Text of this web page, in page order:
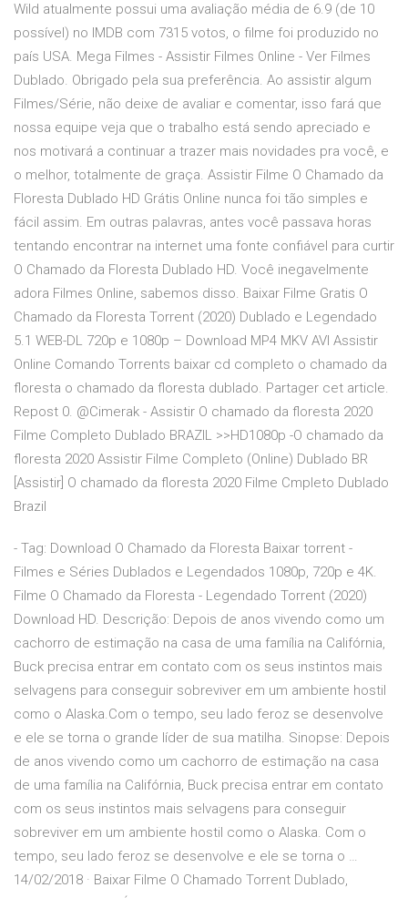
Wild atualmente possui uma avaliação média de 6.9 (de 10
possível) no IMDB com 7315 votos, o filme foi produzido no
país USA. Mega Filmes - Assistir Filmes Online - Ver Filmes
Dublado. Obrigado pela sua preferência. Ao assistir algum
Filmes/Série, não deixe de avaliar e comentar, isso fará que
nossa equipe veja que o trabalho está sendo apreciado e
nos motivará a continuar a trazer mais novidades pra você, e
o melhor, totalmente de graça. Assistir Filme O Chamado da
Floresta Dublado HD Grátis Online nunca foi tão simples e
fácil assim. Em outras palavras, antes você passava horas
tentando encontrar na internet uma fonte confiável para curtir
O Chamado da Floresta Dublado HD. Você inegavelmente
adora Filmes Online, sabemos disso. Baixar Filme Gratis O
Chamado da Floresta Torrent (2020) Dublado e Legendado
5.1 WEB-DL 720p e 1080p – Download MP4 MKV AVI Assistir
Online Comando Torrents baixar cd completo o chamado da
floresta o chamado da floresta dublado. Partager cet article.
Repost 0. @Cimerak - Assistir O chamado da floresta 2020
Filme Completo Dublado BRAZIL >>HD1080p -O chamado da
floresta 2020 Assistir Filme Completo (Online) Dublado BR
[Assistir] O chamado da floresta 2020 Filme Cmpleto Dublado
Brazil
- Tag: Download O Chamado da Floresta Baixar torrent -
Filmes e Séries Dublados e Legendados 1080p, 720p e 4K.
Filme O Chamado da Floresta - Legendado Torrent (2020)
Download HD. Descrição: Depois de anos vivendo como um
cachorro de estimação na casa de uma família na Califórnia,
Buck precisa entrar em contato com os seus instintos mais
selvagens para conseguir sobreviver em um ambiente hostil
como o Alaska.Com o tempo, seu lado feroz se desenvolve
e ele se torna o grande líder de sua matilha. Sinopse: Depois
de anos vivendo como um cachorro de estimação na casa
de uma família na Califórnia, Buck precisa entrar em contato
com os seus instintos mais selvagens para conseguir
sobreviver em um ambiente hostil como o Alaska. Com o
tempo, seu lado feroz se desenvolve e ele se torna o …
14/02/2018 · Baixar Filme O Chamado Torrent Dublado,